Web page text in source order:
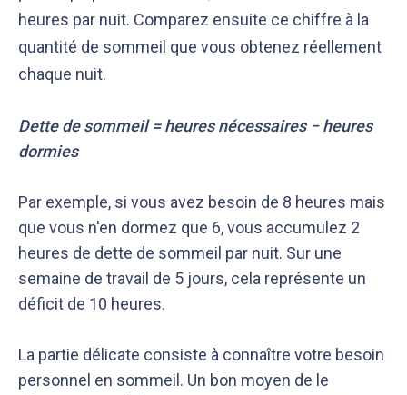
heures par nuit. Comparez ensuite ce chiffre à la
quantité de sommeil que vous obtenez réellement
chaque nuit.
Dette de sommeil = heures nécessaires − heures
dormies
Par exemple, si vous avez besoin de 8 heures mais
que vous n'en dormez que 6, vous accumulez 2
heures de dette de sommeil par nuit. Sur une
semaine de travail de 5 jours, cela représente un
déficit de 10 heures.
La partie délicate consiste à connaître votre besoin
personnel en sommeil. Un bon moyen de le